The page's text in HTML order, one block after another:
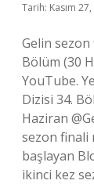
Tarih: Kasım
Gelin sezon
Bölüm (30
YouTube.
Dizisi 34.
Haziran
sezon finali
başlayan
ikinci kez